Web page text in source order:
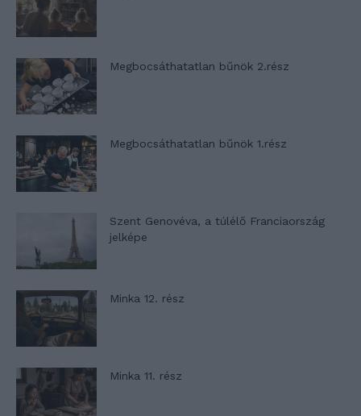
Megbocsáthatatlan bűnök 2.rész
Megbocsáthatatlan bűnök 1.rész
Szent Genovéva, a túlélő Franciaország
jelképe
Minka 12. rész
Minka 11. rész